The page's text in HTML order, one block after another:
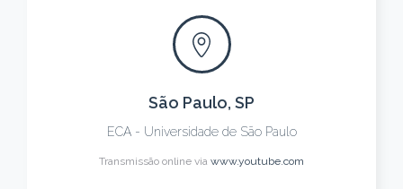
São Paulo, SP
ECA - Universidade de São Paulo
Transmissão online via www.youtube.com